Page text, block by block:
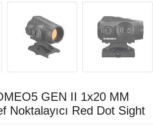
GEN II 1x20 MM
Noktalayıcı Red Dot Sight